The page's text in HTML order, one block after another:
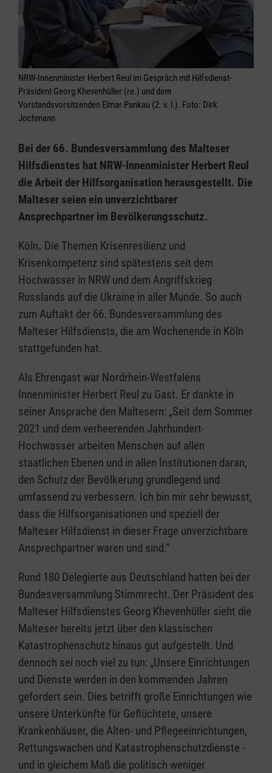
NRW-Innenminister Herbert Reul im Gespräch mit Hilfsdienst-
Präsident Georg Khevenhüller (re.) und dem
Vorstandsvorsitzenden Elmar Pankau (2. v. l.). Foto: Dirk
Jochmann
Bei der 66. Bundesversammlung des Malteser
Hilfsdienstes hat NRW-Innenminister Herbert Reul
die Arbeit der Hilfsorganisation herausgestellt. Die
Malteser seien ein unverzichtbarer
Ansprechpartner im Bevölkerungsschutz.
Köln. Die Themen Krisenresilienz und
Krisenkompetenz sind spätestens seit dem
Hochwasser in NRW und dem Angriffskrieg
Russlands auf die Ukraine in aller Munde. So auch
zum Auftakt der 66. Bundesversammlung des
Malteser Hilfsdiensts, die am Wochenende in Köln
stattgefunden hat.
Als Ehrengast war Nordrhein-Westfalens
Innenminister Herbert Reul zu Gast. Er dankte in
seiner Ansprache den Maltesern: „Seit dem Sommer
2021 und dem verheerenden Jahrhundert-
Hochwasser arbeiten Menschen auf allen
staatlichen Ebenen und in allen Institutionen daran,
den Schutz der Bevölkerung grundlegend und
umfassend zu verbessern. Ich bin mir sehr bewusst,
dass die Hilfsorganisationen und speziell der
Malteser Hilfsdienst in dieser Frage unverzichtbare
Ansprechpartner waren und sind.“
Rund 180 Delegierte aus Deutschland hatten bei der
Bundesversammlung Stimmrecht. Der Präsident des
Malteser Hilfsdienstes Georg Khevenhüller sieht die
Malteser bereits jetzt über den klassischen
Katastrophenschutz hinaus gut aufgestellt. Und
dennoch sei noch viel zu tun: „Unsere Einrichtungen
und Dienste werden in den kommenden Jahren
gefordert sein. Dies betrifft große Einrichtungen wie
unsere Unterkünfte für Geflüchtete, unsere
Krankenhäuser, die Alten- und Pflegeeinrichtungen,
Rettungswachen und Katastrophenschutzdienste -
und in gleichem Maß die politisch weniger